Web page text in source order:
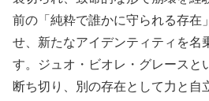
前の「純粋で誰かに守られる存在
せ、新たなアイデンティティを名
す。ジュオ・ビオレ・グレースと
断ち切り、別の存在として力と自